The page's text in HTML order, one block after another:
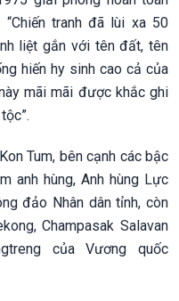
tranh đã lùi xa 50
liệt gắn với tên đất, tên
hiến hy sinh cao cả của
mãi mãi được khắc ghi
Tum, bên cạnh các bậc
anh hùng, Anh hùng Lực
đảo Nhân dân tỉnh, còn
Champasak Salavan
của Vương quốc